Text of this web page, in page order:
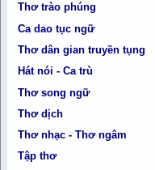
Thơ trào phúng
Ca dao tục ngữ
Thơ dân gian truyền tụng
Hát nói - Ca trù
Thơ song ngữ
Thơ dịch
Thơ nhạc - Thơ ngâm
Tập thơ